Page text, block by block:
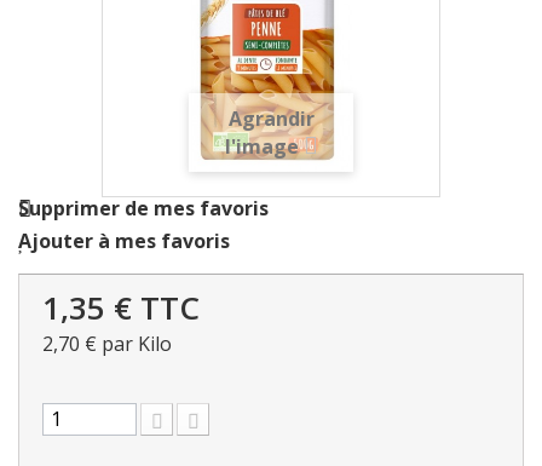
Agrandir
l'image
Supprimer de mes favoris
Ajouter à mes favoris
1,35 € TTC
2,70 € par Kilo